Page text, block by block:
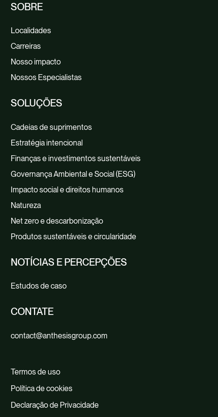
SOBRE
Localidades
Carreiras
Nosso impacto
Nossos Especialistas
SOLUÇÕES
Cadeias de suprimentos
Estratégia intencional
Finanças e investimentos sustentáveis
Governança Ambiental e Social (ESG)
Impacto social e direitos humanos
Natureza
Net zero e descarbonização
Produtos sustentáveis e circularidade
NOTÍCIAS E PERCEPÇÕES
Estudos de caso
CONTATE
contact@anthesisgroup.com
Termos de uso
Política de cookies
Declaração de Privacidade